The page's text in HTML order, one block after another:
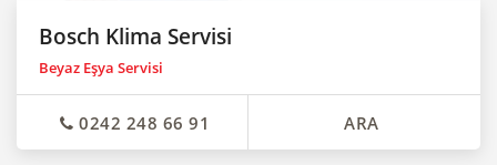
Bosch Klima Servisi
Beyaz Eşya Servisi
0242 248 66 91 ARA